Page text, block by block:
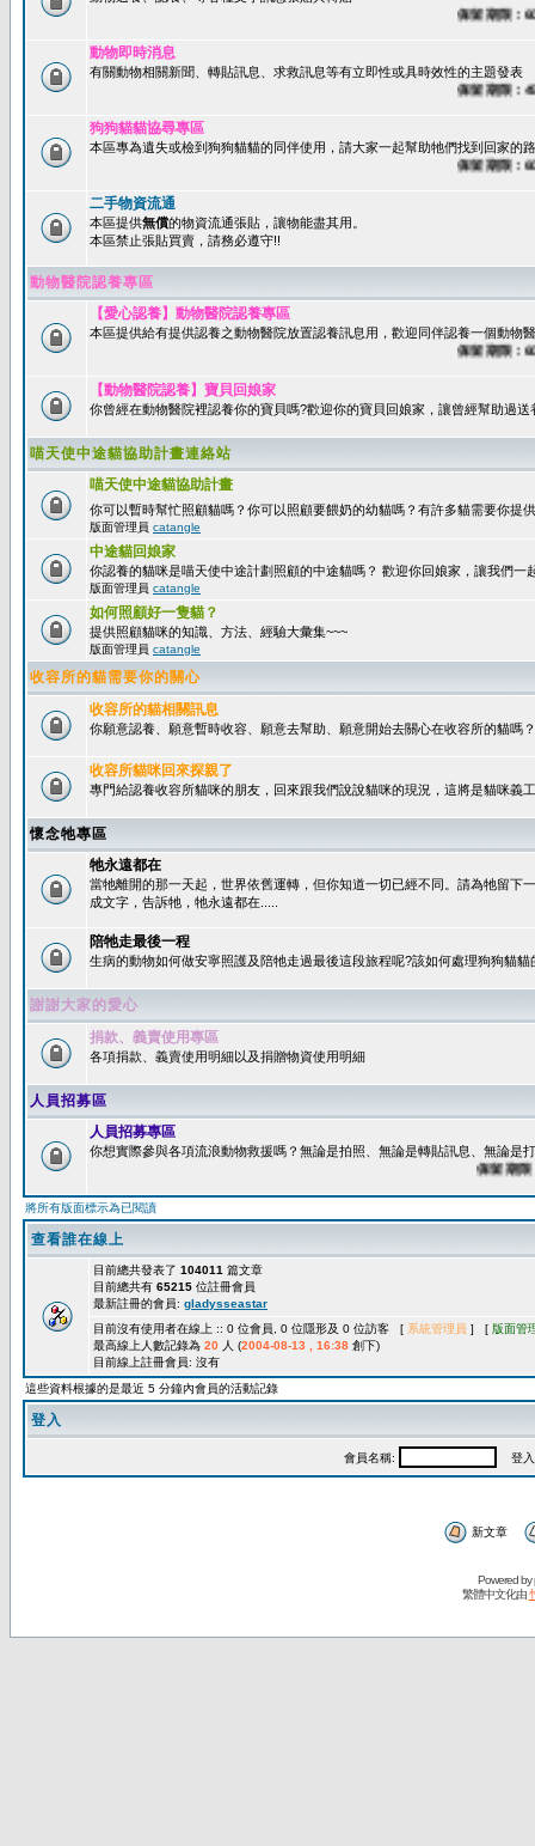
保留期限：60天
動物即時消息
有關動物相關新聞、轉貼訊息、求救訊息等有立即性或具時效性的主題發表
保留期限：45天
狗狗貓貓協尋專區
本區專為遺失或檢到狗狗貓貓的同伴使用，請大家一起幫助牠們找到回家的
保留期限：60天
二手物資流通
本區提供無償的物資流通張貼，讓物能盡其用。
本區禁止張貼買賣，請務必遵守!!
動物醫院認養專區
【愛心認養】動物醫院認養專區
本區提供給有提供認養之動物醫院放置認養訊息用，歡迎同伴認養一個動物
保留期限：60天
【動物醫院認養】寶貝回娘家
你曾經在動物醫院裡認養你的寶貝嗎?歡迎你的寶貝回娘家，讓曾經幫助過
喵天使中途貓協助計畫連絡站
喵天使中途貓協助計畫
你可以暫時幫忙照顧貓嗎？你可以照顧要餵奶的幼貓嗎？有許多貓需要你提
版面管理員 catangle
中途貓回娘家
你認養的貓咪是喵天使中途計劃照顧的中途貓嗎？ 歡迎你回娘家，讓我們一
版面管理員 catangle
如何照顧好一隻貓？
提供照顧貓咪的知識、方法、經驗大彙集~~~
版面管理員 catangle
收容所的貓需要你的關心
收容所的貓相關訊息
你願意認養、願意暫時收容、願意去幫助、願意開始去關心在收容所的貓嗎？
收容所貓咪回來探親了
專門給認養收容所貓咪的朋友，回來跟我們說說貓咪的現況，這將是貓咪義
懷念牠專區
牠永遠都在
當牠離開的那一天起，世界依舊運轉，但你知道一切已經不同。請為牠留下
成文字，告訴牠，牠永遠都在.....
陪牠走最後一程
生病的動物如何做安寧照護及陪牠走過最後這段旅程呢?該如何處理狗狗貓貓
謝謝大家的愛心
捐款、義賣使用專區
各項捐款、義賣使用明細以及捐贈物資使用明細
人員招募區
人員招募專區
你想實際參與各項流浪動物救援嗎？無論是拍照、無論是轉貼訊息、無論是
保留期限：60
將所有版面標示為已閱讀
查看誰在線上
目前總共發表了 104011 篇文章
目前總共有 65215 位註冊會員
最新註冊的會員: gladysseastar
目前沒有使用者在線上 :: 0 位會員, 0 位隱形及 0 位訪客 [ 系統管理員 ] [ 版面管
最高線上人數記錄為 20 人 (2004-08-13 , 16:38 創下)
目前線上註冊會員: 沒有
這些資料根據的是最近 5 分鐘內會員的活動記錄
登入
會員名稱: 登入
新文章
Powered by
繁體中文化由